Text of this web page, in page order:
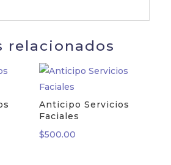
relacionados
Anticipo Servicios
Faciales
$500.00